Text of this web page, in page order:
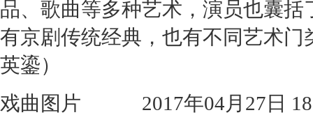
品、歌曲等多种艺术，演员也囊
有京剧传统经典，也有不同艺术
英鎏）
戏曲图片 2017年04月27日